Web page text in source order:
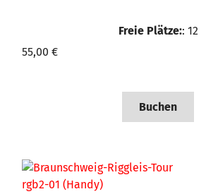
Freie Plätze:: 12
55,00 €
Buchen